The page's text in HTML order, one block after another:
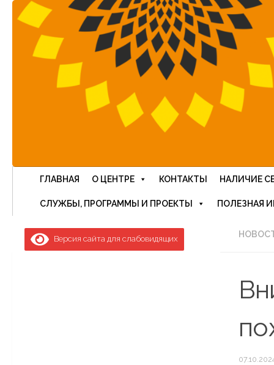
Перейти к содержимому
ГЛАВНАЯ О ЦЕНТРЕ КОНТАКТЫ НАЛИЧИЕ
СЛУЖБЫ, ПРОГРАММЫ И ПРОЕКТЫ ПОЛЕЗНАЯ
Версия сайта для слабовидящих